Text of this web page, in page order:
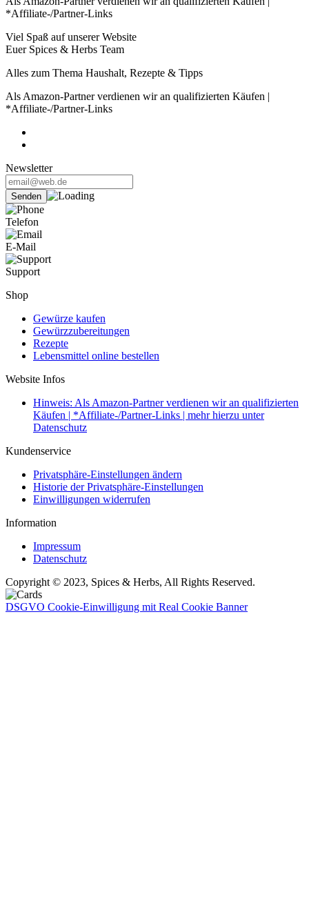
*Affiliate-/Partner-Links
Viel Spaß auf unserer Website
Euer Spices & Herbs Team
Alles zum Thema Haushalt, Rezepte & Tipps
Als Amazon-Partner verdienen wir an qualifizierten Käufen |
*Affiliate-/Partner-Links
Newsletter
Telefon
E-Mail
Support
Shop
Gewürze kaufen
Gewürzzubereitungen
Rezepte
Lebensmittel online bestellen
Website Infos
Hinweis: Als Amazon-Partner verdienen wir an qualifizierten
Käufen | *Affiliate-/Partner-Links | mehr hierzu unter
Datenschutz
Kundenservice
Privatsphäre-Einstellungen ändern
Historie der Privatsphäre-Einstellungen
Einwilligungen widerrufen
Information
Impressum
Datenschutz
Copyright © 2023, Spices & Herbs, All Rights Reserved.
DSGVO Cookie-Einwilligung mit Real Cookie Banner